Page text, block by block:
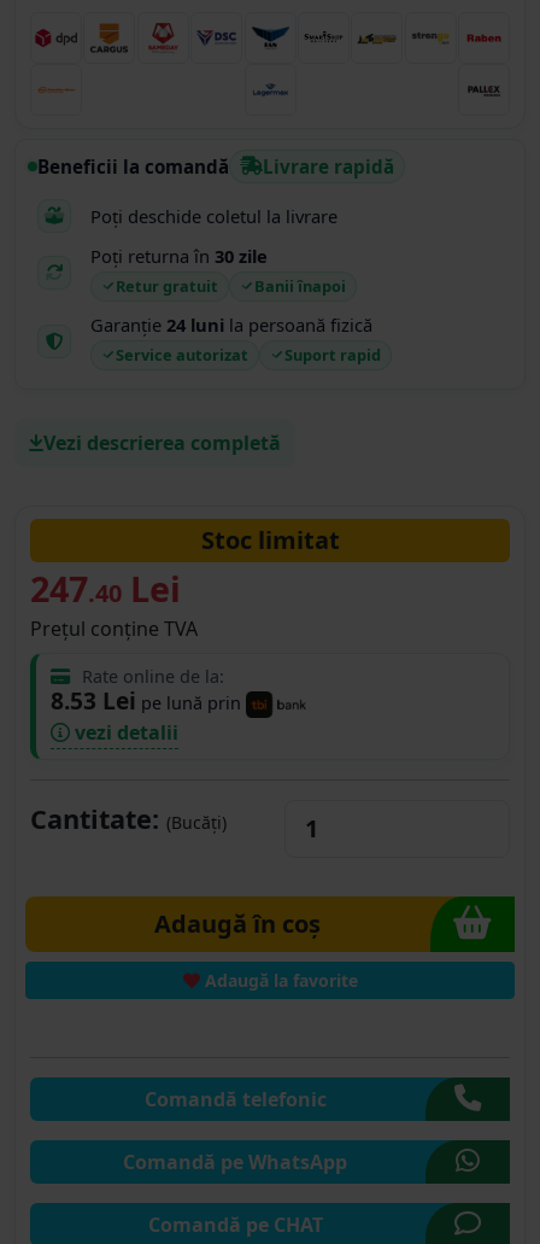
Beneficii la comandă Livrare rapidă
Poți deschide coletul la livrare
Poți returna în 30 zile
Retur gratuit Banii înapoi
Garanție 24 luni la persoană fizică
Service autorizat Suport rapid
Vezi descrierea completă
Stoc limitat
247.40 Lei
Prețul conține TVA
Rate online de la:
8.53 Lei pe lună prin
vezi detalii
Cantitate: (Bucăți)
Adaugă în coș
Adaugă la favorite
Comandă telefonic
Comandă pe WhatsApp
Comandă pe CHAT